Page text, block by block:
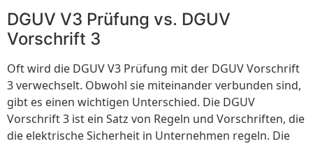
DGUV V3 Prüfung vs. DGUV
Vorschrift 3
Oft wird die DGUV V3 Prüfung mit der DGUV Vorschrift
3 verwechselt. Obwohl sie miteinander verbunden sind,
gibt es einen wichtigen Unterschied. Die DGUV
Vorschrift 3 ist ein Satz von Regeln und Vorschriften, die
die elektrische Sicherheit in Unternehmen regeln. Die